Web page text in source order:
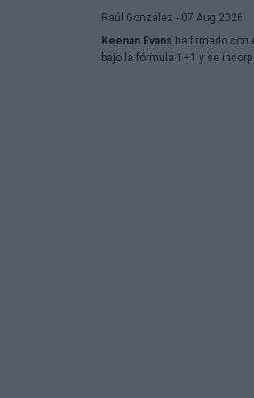
por la incertidumbre y los
Raúl González - 07 Aug 2026
Keenan Evans ha firmado con
bajo la fórmula 1+1 y se